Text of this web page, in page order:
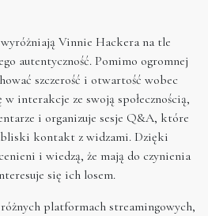
Vinnie Hackera na tle
autentyczność. Pomimo ogromnej
szczerość i otwartość wobec
interakcje ze swoją społecznością,
i organizuje sesje Q&A, które
bliski kontakt z widzami. Dzięki
i wiedzą, że mają do czynienia
się ich losem.
platformach streamingowych,